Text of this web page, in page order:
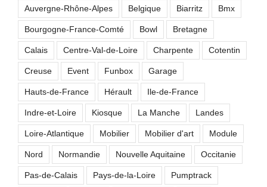
Auvergne-Rhône-Alpes Belgique Biarritz Bmx
Bourgogne-France-Comté Bowl Bretagne
Calais Centre-Val-de-Loire Charpente Cotentin
Creuse Event Funbox Garage
Hauts-de-France Hérault Ile-de-France
Indre-et-Loire Kiosque La Manche Landes
Loire-Atlantique Mobilier Mobilier d'art Module
Nord Normandie Nouvelle Aquitaine Occitanie
Pas-de-Calais Pays-de-la-Loire Pumptrack